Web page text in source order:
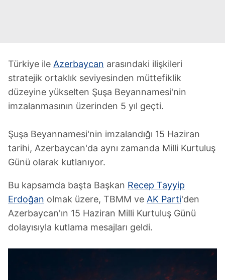
Türkiye ile Azerbaycan arasındaki ilişkileri
stratejik ortaklık seviyesinden müttefiklik
düzeyine yükselten Şuşa Beyannamesi'nin
imzalanmasının üzerinden 5 yıl geçti.
Şuşa Beyannamesi'nin imzalandığı 15 Haziran
tarihi, Azerbaycan'da aynı zamanda Milli Kurtuluş
Günü olarak kutlanıyor.
Bu kapsamda başta Başkan Recep Tayyip
Erdoğan olmak üzere, TBMM ve AK Parti'den
Azerbaycan'ın 15 Haziran Milli Kurtuluş Günü
dolayısıyla kutlama mesajları geldi.